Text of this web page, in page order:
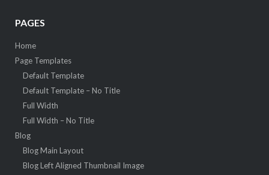
PAGES
Home
Page Templates
Default Template
Default Template – No Title
Full Width
Full Width – No Title
Blog
Blog Main Layout
Blog Left Aligned Thumbnail Image